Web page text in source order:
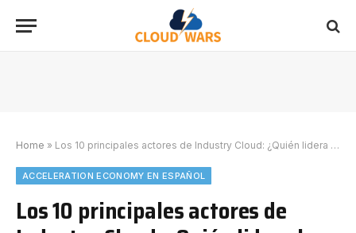
Home » Los 10 principales actores de Industry Cloud: ¿Quién lidera la revolución?
ACCELERATION ECONOMY EN ESPAÑOL
Los 10 principales actores de